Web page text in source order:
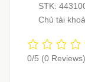
STK:
Chủ tài
0/5 (0 Reviews)